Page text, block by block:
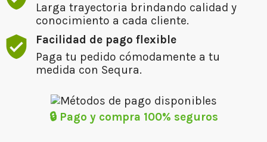
Larga trayectoria brindando calidad y
conocimiento a cada cliente.
Facilidad de pago flexible
Paga tu pedido cómodamente a tu
medida con Sequra.
🔒 Pago y compra 100% seguros